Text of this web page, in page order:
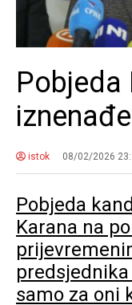
Pobjeda
istok 08/02/2026
Pobjeda
Karana na
predsjednika
samo za oni